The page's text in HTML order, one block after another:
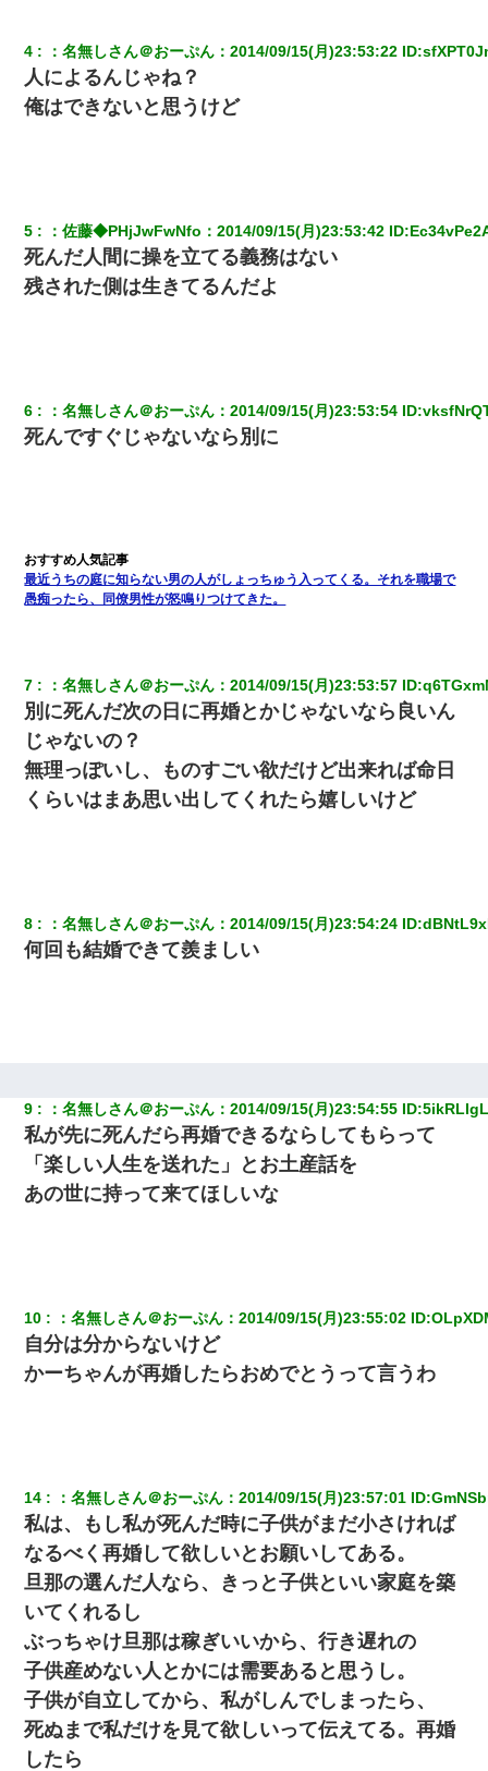
三年働いてたパートを突然クビになった。しかし元職場の主要取
引先のトップが母方の叔父だったので…
ナンパにほいほい付いていった私、地獄に落ちる
友人とふたりで山口に旅行した時の事。レンタカーを借りて山の
【悲報】姉と入浴中に大きくなってしまった結果ｗｗｗｗｗｗｗ
私「結婚やめるわ」 婚約者「え？なんでなんで？」 → 放置した
結果…｜生活｜ワロタあんてな
「離婚！（激怒」
【復讐】義兄嫁「生活費、足りない分を貸してほしい」私「貸す
わけないでしょｗｗｗｗ」→ 理由を話したら泣き出して・・私
（あまりにも希望通り）
中途採用のAが部長から呼び出された。Aはヘラヘラと部屋に入っ
ていき、1時間後に号泣しながら出てきて…
い」→
書店「息子さんが万引きしました」私「はっ？(息子目の前にいる
し…)うちの子ではないので迎えに行きません」→息子を名乗って
た人物の正体が判明するも・・・
医者「糖尿病で余命1年です」 ワイ「知らんわｗどうせ死ぬなら
食べる量増やすわｗ」→結果ｗｗｗｗｗ
義兄嫁が義実家で「コロナ陽性だったからこのまま療養させて下
さい」と言い出してド修羅場になった
彼氏家「うちは墨入れるのが伝統だから。お前も彫れ」 → 結果…
嫁が弁護士を連れてきて「悪いと思うなら慰謝料を払って離婚し
ろ」→ 俺「完全に恐喝になってますね」「お前、これが詐欺だっ
て知ってる？」
日航機墜落事故の「ここからは日本語で大丈夫ですよ〜」の絶望
感がヤバイ・・・
4 ：名無しさん＠おーぷん ：2014/09/15(月)23:53:22 ID:
人によるんじゃね？
俺はできないと思うけど
5 ：佐藤◆PHjJwFwNfo ：2014/09/15(月)23:53:42 ID:
死んだ人間に操を立てる義務はない
残された側は生きてるんだよ
6 ：名無しさん＠おーぷん ：2014/09/15(月)23:53:54 ID:
死んですぐじゃないなら別に
最近うちの庭に知らない男の人がしょっちゅう入ってくる。それを職場で
愚痴ったら、同僚男性が怒鳴りつけてきた。
7 ：名無しさん＠おーぷん ：2014/09/15(月)23:53:57 ID:
別に死んだ次の日に再婚とかじゃないなら良いん
じゃないの？
無理っぽいし、ものすごい欲だけど出来れば命日
くらいはまあ思い出してくれたら嬉しいけど
8 ：名無しさん＠おーぷん ：2014/09/15(月)23:54:24 ID:
何回も結婚できて羨ましい
9 ：名無しさん＠おーぷん ：2014/09/15(月)23:54:55 ID:
私が先に死んだら再婚できるならしてもらって
「楽しい人生を送れた」とお土産話を
あの世に持って来てほしいな
10 ：名無しさん＠おーぷん ：2014/09/15(月)23:55:02 ID:
自分は分からないけど
かーちゃんが再婚したらおめでとうって言うわ
14 ：名無しさん＠おーぷん ：2014/09/15(月)23:57:01 ID:
私は、もし私が死んだ時に子供がまだ小さければ
なるべく再婚して欲しいとお願いしてある。
旦那の選んだ人なら、きっと子供といい家庭を築
いてくれるし
ぶっちゃけ旦那は稼ぎいいから、行き遅れの
子供産めない人とかには需要あると思うし。
子供が自立してから、私がしんでしまったら、
死ぬまで私だけを見て欲しいって伝えてる。再婚
したら